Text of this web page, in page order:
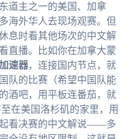
道主之一的美国、加拿
海外华人去现场观赛。但
息时看其他场次的中文解
直播。比如你在加拿大蒙
速器，连接国内节点，就
队的比赛（希望中国队能
酒吧，用平板连番茄，就
在美国洛杉矶的家里，用
看决赛的中文解说——多